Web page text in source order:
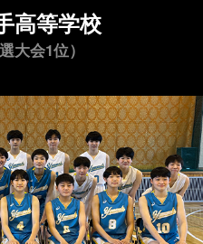
高等学校
大会1位）